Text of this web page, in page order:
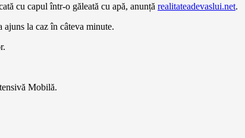
cu capul într-o găleată cu apă, anunță realitateadevaslui.net.
la caz în câteva minute.
Mobilă.